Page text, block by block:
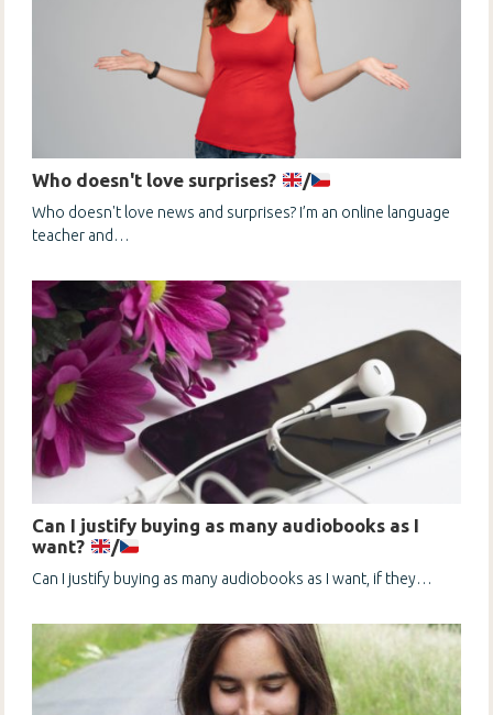
Who doesn't love surprises? /
Who doesn't love news and surprises? I’m an online language
teacher and…
Can I justify buying as many audiobooks as I
want?
/
Can I justify buying as many audiobooks as I want, if they…